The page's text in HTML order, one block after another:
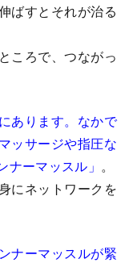
ばすとそれが治る
ころで、つながっ
あります。なかで
ッサージや指圧な
ーマッスル」 。
にネットワークを
ナーマッスルが緊